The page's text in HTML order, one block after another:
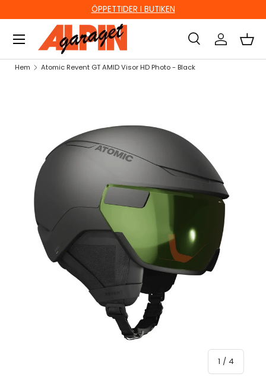
HOPPA TILL INNEHÅLL
ÖPPETTIDER I BUTIKEN
Sök
Sök
Sök Logga inKorg
Hem Atomic Revent GT AMID Visor HD Photo - Black
1 / av
4